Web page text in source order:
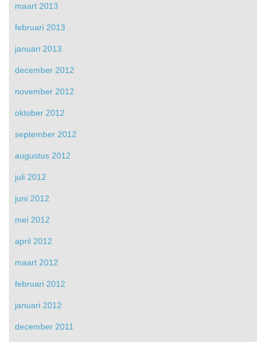
maart 2013
februari 2013
januari 2013
december 2012
november 2012
oktober 2012
september 2012
augustus 2012
juli 2012
juni 2012
mei 2012
april 2012
maart 2012
februari 2012
januari 2012
december 2011